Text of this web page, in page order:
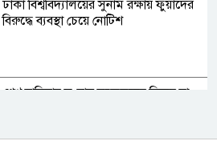
ঢাকা বিশ্ববিদ্যালয়ের সুনাম রক্ষায় ফুয়াদের
বিরুদ্ধে ব্যবস্থা চেয়ে নোটিশ
শেখ হাসিনার সংবাদ সম্মেলনের বিষয়ে যা